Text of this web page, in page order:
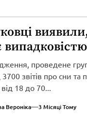
випадковістю
проведене
звітів про сни
18 до 70...
Вероніка 3 Місяці Тому